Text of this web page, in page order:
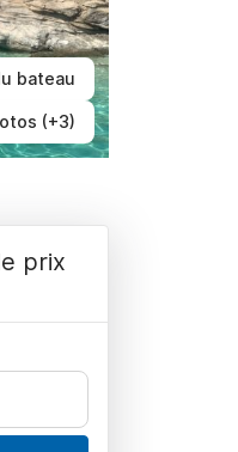
bateau
(+3)
prix